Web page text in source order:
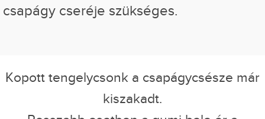
csapágy cseréje szükséges.
Kopott tengelycsonk a csapágycsésze már
kiszakadt.